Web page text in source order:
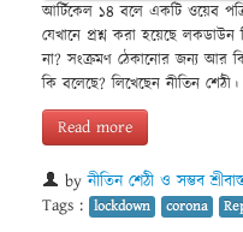
আর্টিকেল ১৪ বলে একটি ওয়েব
যেখানে প্রশ্ন করা হয়েছে
না? সংক্রমণ ঠেকানোর জন্য আর
কি বলেছে? লিখেছেন নীতিন
Read more
byনীতিন শেঠী ও সম্ভব
Tags : lockdown corona